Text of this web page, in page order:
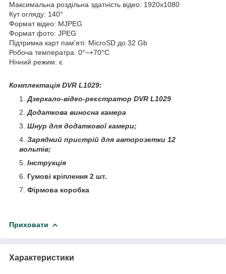
Максимальна роздільна здатність відео: 1920х1080
Кут огляду: 140°
Формат відео: MJPEG
Формат фото: JPEG
Підтримка карт пам'яті: MicroSD до 32 Gb
Робоча температра: 0°~+70°С
Нічний режим: є
Комплектація DVR L1029:
Дзеркало-відео-реєстратор DVR L1029
Додаткова виносна камера
Шнур для додаткової камери;
Зарядний пристрій для авторозетки 12
вольтів;
Інструкція
Гумові кріплення 2 шт.
Фірмова коробка
Приховати
Характеристики